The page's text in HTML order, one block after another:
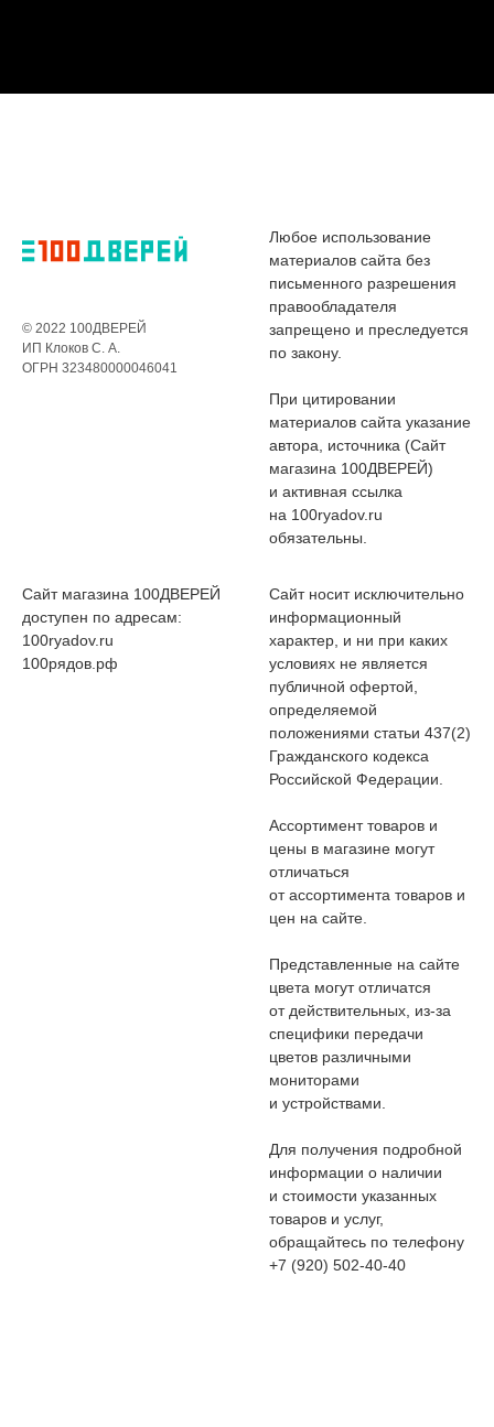
© 2022 100ДВЕРЕЙ
ИП Клоков С. А.
ОГРН 323480000046041
Любое использование
материалов сайта без
письменного разрешения
правообладателя
запрещено и преследуется
по закону.
При цитировании
материалов сайта указание
автора, источника (Сайт
магазина 100ДВЕРЕЙ)
и активная ссылка
на 100ryadov.ru
обязательны.
Сайт магазина 100ДВЕРЕЙ
доступен по адресам:
100ryadov.ru
100рядов.рф
Сайт носит исключительно
информационный
характер, и ни при каких
условиях не является
публичной офертой,
определяемой
положениями статьи 437(2)
Гражданского кодекса
Российской Федерации.
Ассортимент товаров и
цены в магазине могут
отличаться
от ассортимента товаров и
цен на сайте.
Представленные на сайте
цвета могут отличатся
от действительных, из-за
специфики передачи
цветов различными
мониторами
и устройствами.
Для получения подробной
информации о наличии
и стоимости указанных
товаров и услуг,
обращайтесь по телефону
+7 (920) 502-40-40